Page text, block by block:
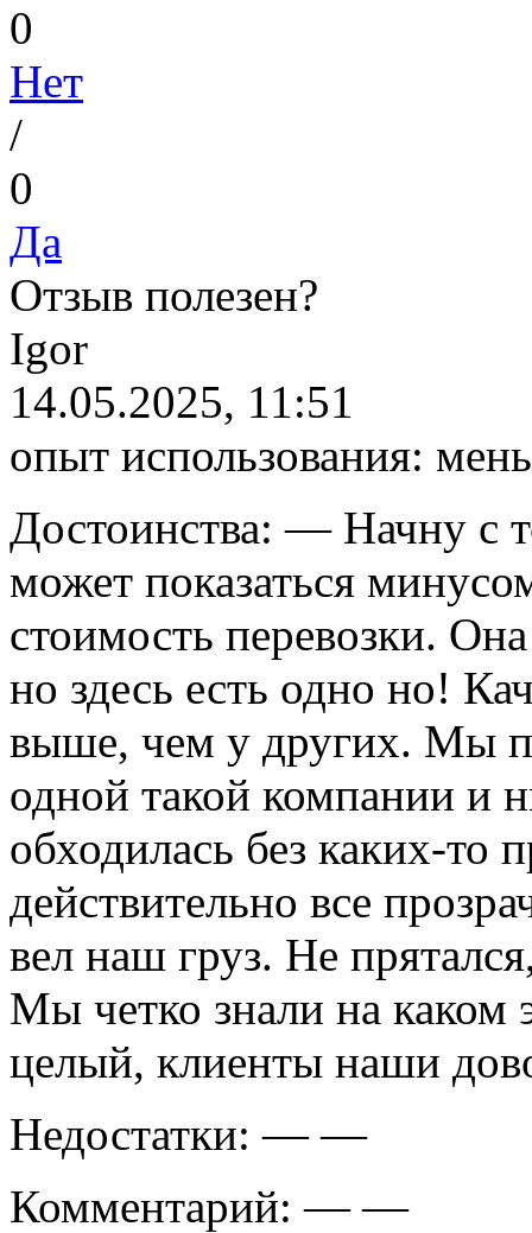
0
Нет
/
0
Да
Отзыв полезен?
Igor
14.05.2025, 11:51
опыт использования:
Достоинства: — Начну с
может показаться
стоимость перевозки.
но здесь есть одно но!
выше, чем у других. Мы
одной такой компании и
обходилась без каких-то
действительно все
вел наш груз. Не
Мы четко знали на каком
целый, клиенты наши
Недостатки: — —
Комментарий: — —